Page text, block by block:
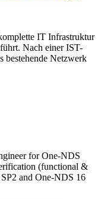
IT Infrastruktur
Nach einer IST-
bestehende Netzwerk
for One-NDS
(functional &
and One-NDS 16